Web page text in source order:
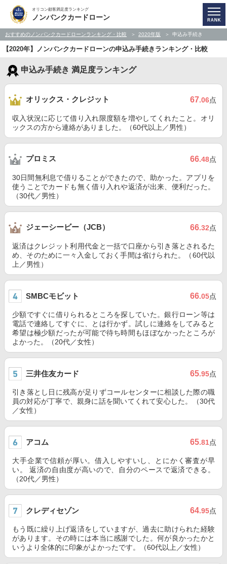
オリコン顧客満足度ランキング
ノンバンクカードローン
おすすめのノンバンクカードローンランキング・比較 2020年版 申込み手続き
【2020年】ノンバンクカードローンの申込み手続きランキング・比較
申込み手続き 満足度ランキング
オリックス・クレジット 67.06点
収入状況に応じて借り入れ限度額を増やしてくれたこと。オリ
ックスの方から連絡がありました。（60代以上／男性）
プロミス 66.48点
30日間無利息で借りることができたので、助かった。アプリを
使うことでカードも無く借り入れや返済が出来、便利だった。
（30代／男性）
ジェーシービー（JCB） 66.32点
返済はクレジット利用代金と一括で口座から引き落とされるた
め、そのために一々入金しておく手間は省けられた。（60代以
上／男性）
SMBCモビット 66.05点
少額ですぐに借りられるところを探していた。銀行ローン等は
電話で連絡してすぐに、とは行かず。試しに連絡をしてみると
希望は極少額だったが可能で待ち時間もほぼなかったところが
よかった。（20代／女性）
三井住友カード 65.95点
引き落とし日に残高が足りずコールセンターに相談した際の職
員の対応が丁寧で、親身に話を聞いてくれて安心した。（30代
／女性）
アコム 65.81点
大手企業で信頼が厚い。借入しやすいし、とにかく審査が早
い。 返済の自由度が高いので、自分のペースで返済できる。
（20代／男性）
クレディセゾン 64.95点
もう既に繰り上げ返済をしていますが、過去に助けられた経験
があります。その時には本当に感謝でした。何が良かったかと
いうより全体的に印象がよかったです。（60代以上／女性）